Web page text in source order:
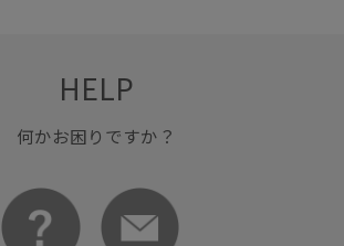
HELP
何かお困りですか？